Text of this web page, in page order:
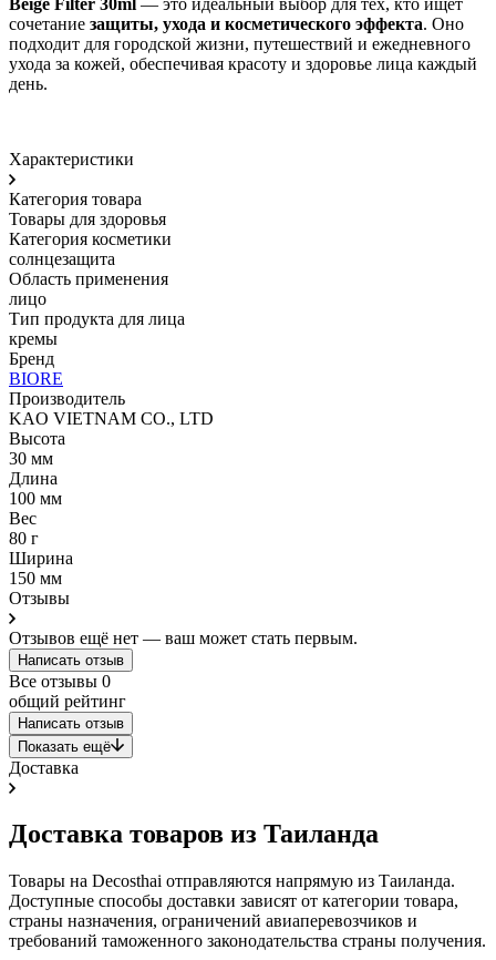
сочетание защиты, ухода и косметического эффекта. Оно
подходит для городской жизни, путешествий и ежедневного
ухода за кожей, обеспечивая красоту и здоровье лица каждый
день.
Характеристики
Категория товара
Товары для здоровья
Категория косметики
солнцезащита
Область применения
лицо
Тип продукта для лица
кремы
Бренд
BIORE
Производитель
KAO VIETNAM CO., LTD
Высота
30 мм
Длина
100 мм
Вес
80 г
Ширина
150 мм
Отзывы
Отзывов ещё нет — ваш может стать первым.
Написать отзыв
Все отзывы 0
общий рейтинг
Написать отзыв
Показать ещё
Доставка
Доставка товаров из Таиланда
Товары на Decosthai отправляются напрямую из Таиланда.
Доступные способы доставки зависят от категории товара,
страны назначения, ограничений авиаперевозчиков и
требований таможенного законодательства страны получения.